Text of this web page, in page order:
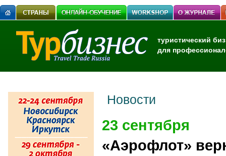
туристический
для
Новости
23 сентября
«Аэрофлот»